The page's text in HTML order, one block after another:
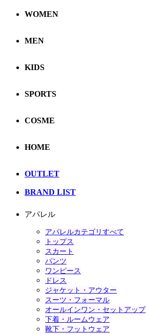
WOMEN
MEN
KIDS
SPORTS
COSME
HOME
OUTLET
BRAND LIST
アパレル
アパレルカテゴリすべて
トップス
スカート
パンツ
ワンピース
ドレス
ジャケット・アウター
スーツ・フォーマル
オールインワン・セットアップ
下着・ルームウェア
靴下・フットウェア